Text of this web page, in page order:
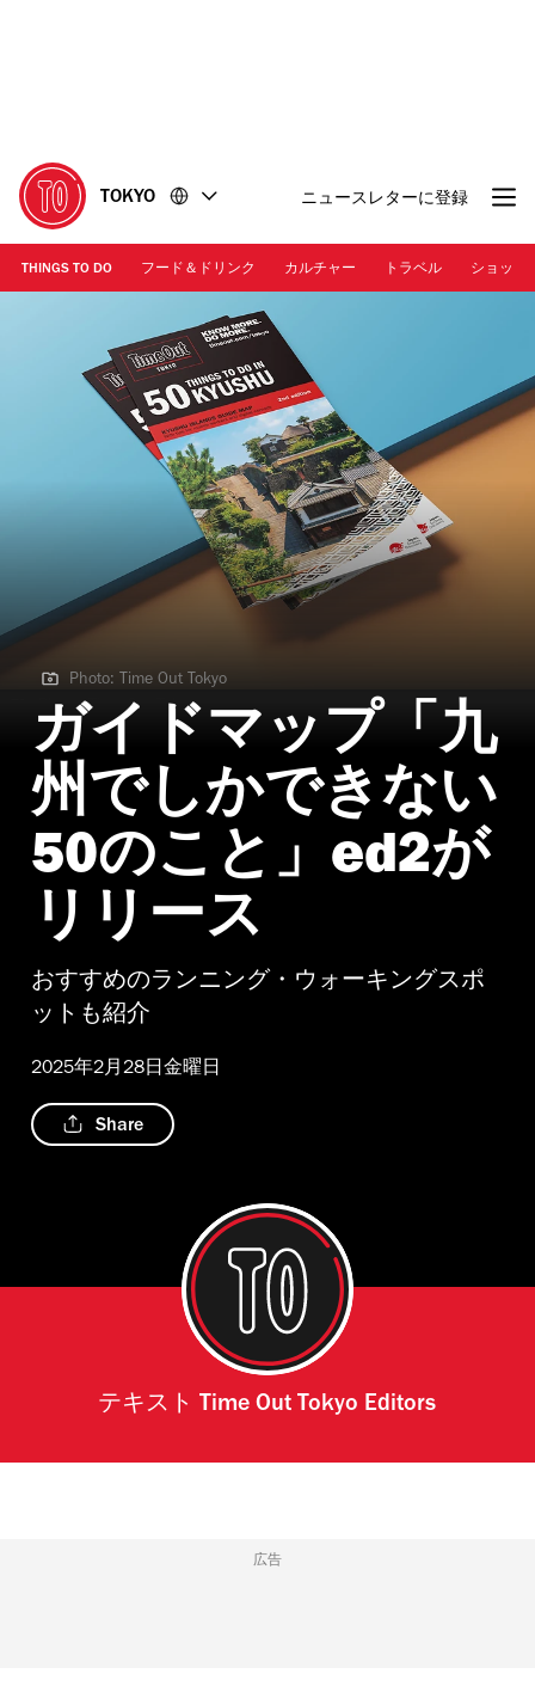
に
移
動
移
動
TOKYO ニュースレターに登録
THINGS TO DO フード＆ドリンク カルチャー トラベル ショッピ
Photo: Time Out Tokyo
Photo: Time Out Tokyo
ガイドマップ「九
州でしかできない
50のこと」ed2が
リリース
おすすめのランニング・ウォーキングスポ
ットも紹介
2025年2月28日金曜日
Share
テキスト Time Out Tokyo Editors
広告